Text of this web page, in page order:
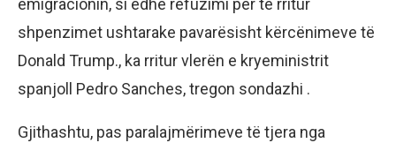
emigracionin, si edhe refuzimi për të rritur
shpenzimet ushtarake pavarësisht kërcënimeve të
Donald Trump., ka rritur vlerën e kryeministrit
spanjoll Pedro Sanches, tregon sondazhi .
Gjithashtu, pas paralajmërimeve të tjera nga